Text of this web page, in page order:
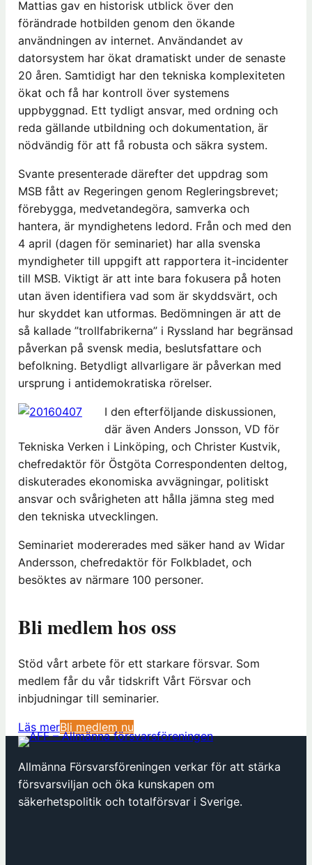
Mattias gav en historisk utblick över den
förändrade hotbilden genom den ökande
användningen av internet. Användandet av
datorsystem har ökat dramatiskt under de senaste
20 åren. Samtidigt har den tekniska komplexiteten
ökat och få har kontroll över systemens
uppbyggnad. Ett tydligt ansvar, med ordning och
reda gällande utbildning och dokumentation, är
nödvändig för att få robusta och säkra system.
Svante presenterade därefter det uppdrag som
MSB fått av Regeringen genom Regleringsbrevet;
förebygga, medvetandegöra, samverka och
hantera, är myndighetens ledord. Från och med den
4 april (dagen för seminariet) har alla svenska
myndigheter till uppgift att rapportera it-incidenter
till MSB. Viktigt är att inte bara fokusera på hoten
utan även identifiera vad som är skyddsvärt, och
hur skyddet kan utformas. Bedömningen är att de
så kallade ”trollfabrikerna” i Ryssland har begränsad
påverkan på svensk media, beslutsfattare och
befolkning. Betydligt allvarligare är påverkan med
ursprung i antidemokratiska rörelser.
I den efterföljande diskussionen,
där även Anders Jonsson, VD för
Tekniska Verken i Linköping, och Christer Kustvik,
chefredaktör för Östgöta Correspondenten deltog,
diskuterades ekonomiska avvägningar, politiskt
ansvar och svårigheten att hålla jämna steg med
den tekniska utvecklingen.
Seminariet modererades med säker hand av Widar
Andersson, chefredaktör för Folkbladet, och
besöktes av närmare 100 personer.
Bli medlem hos oss
Stöd vårt arbete för ett starkare försvar. Som
medlem får du vår tidskrift Vårt Försvar och
inbjudningar till seminarier.
Läs merBli medlem nu(
ö
p
Allmänna Försvarsföreningen verkar för att stärka
försvarsviljan och öka kunskapen om
säkerhetspolitik och totalförsvar i Sverige.